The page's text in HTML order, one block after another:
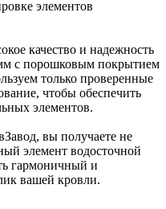
элементов
качество и надежность
с порошковым покрытием
только проверенные
чтобы обеспечить
элементов.
вы получаете не
элемент водосточной
гармоничный и
вашей кровли.